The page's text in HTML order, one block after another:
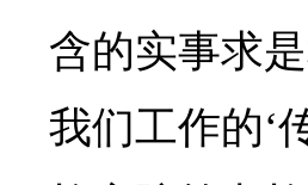
含的实事求
我们工作的‘